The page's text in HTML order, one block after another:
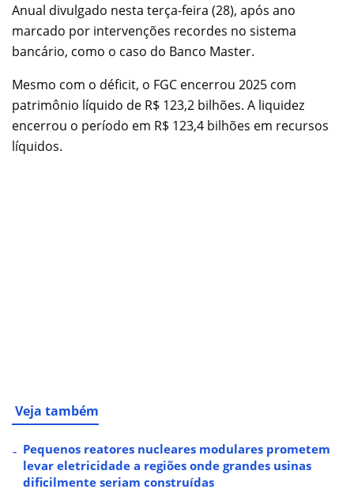
Anual divulgado nesta terça-feira (28), após ano
marcado por intervenções recordes no sistema
bancário, como o caso do Banco Master.
Mesmo com o déficit, o FGC encerrou 2025 com
patrimônio líquido de R$ 123,2 bilhões. A liquidez
encerrou o período em R$ 123,4 bilhões em recursos
líquidos.
Veja também
Pequenos reatores nucleares modulares prometem
levar eletricidade a regiões onde grandes usinas
dificilmente seriam construídas